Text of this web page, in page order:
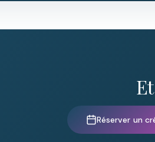
Réserver un